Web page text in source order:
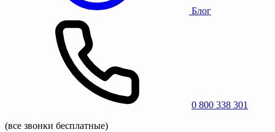
Блог
0 800 338 301
(все звонки бесплатные)